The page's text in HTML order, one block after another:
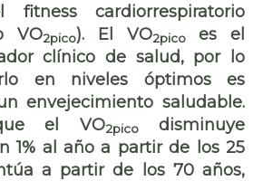
fitness cardiorrespiratorio
VO2pico). El VO2pico es el
clínico de salud, por lo
en niveles óptimos es
envejecimiento saludable.
el VO2picodisminuye
1% al año a partir de los 25
a partir de los 70 años,